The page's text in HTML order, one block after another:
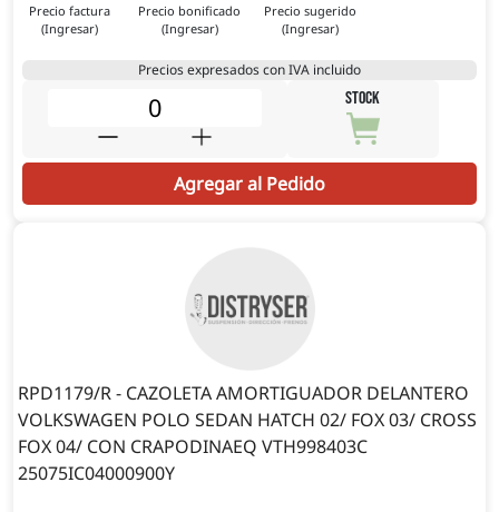
Precio factura
(Ingresar)
Precio bonificado
(Ingresar)
Precio sugerido
(Ingresar)
Precios expresados con IVA incluido
STOCK
Agregar al Pedido
RPD1179/R - CAZOLETA AMORTIGUADOR DELANTERO
VOLKSWAGEN POLO SEDAN HATCH 02/ FOX 03/ CROSS
FOX 04/ CON CRAPODINAEQ VTH998403C
25075IC04000900Y